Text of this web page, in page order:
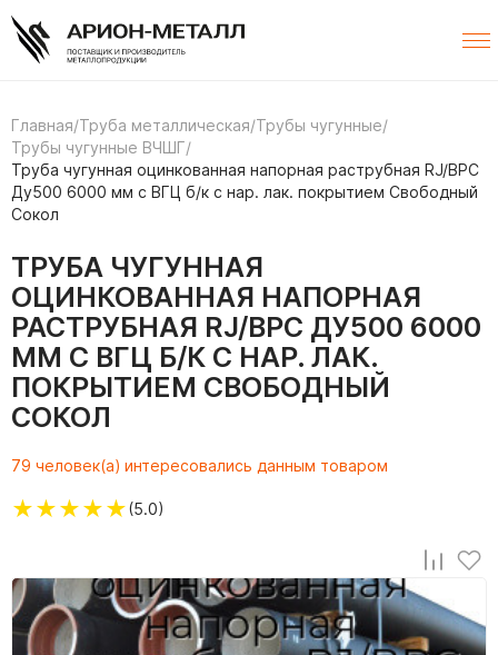
Главная/Труба металлическая/Трубы чугунные/
Трубы чугунные ВЧШГ/
Труба чугунная оцинкованная напорная раструбная RJ/ВРС
Ду500 6000 мм с ВГЦ б/к с нар. лак. покрытием Свободный
Сокол
ТРУБА ЧУГУННАЯ
ОЦИНКОВАННАЯ НАПОРНАЯ
РАСТРУБНАЯ RJ/ВРС ДУ500 6000
ММ С ВГЦ Б/К С НАР. ЛАК.
ПОКРЫТИЕМ СВОБОДНЫЙ
СОКОЛ
79 человек(а) интересовались данным товаром
★★★★★(5.0)